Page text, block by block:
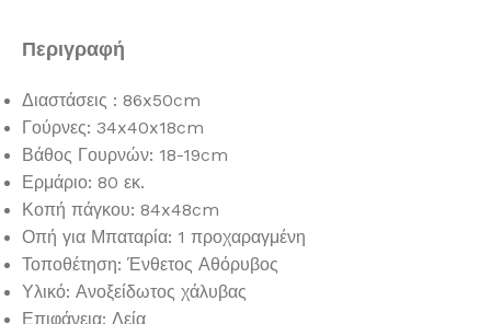
Περιγραφή
Διαστάσεις : 86x50cm
Γούρνες: 34x40x18cm
Βάθος Γουρνών: 18-19cm
Ερμάριο: 80 εκ.
Κοπή πάγκου: 84x48cm
Οπή για Μπαταρία: 1 προχαραγμένη
Τοποθέτηση: Ένθετος Αθόρυβος
Υλικό: Ανοξείδωτος χάλυβας
Επιφάνεια: Λεία